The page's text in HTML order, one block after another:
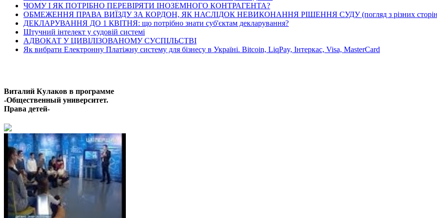
ЧОМУ І ЯК ПОТРІБНО ПЕРЕВІРЯТИ ІНОЗЕМНОГО КОНТРАГЕНТА?
ОБМЕЖЕННЯ ПРАВА ВИЇЗДУ ЗА КОРДОН, ЯК НАСЛІДОК НЕВИКОНАННЯ РІШЕННЯ СУДУ (погляд з різних
ДЕКЛАРУВАННЯ ДО 1 КВІТНЯ: що потрібно знати суб'єктам декларування?
Штучний інтелект у судовій системі
АДВОКАТ У ЦИВІЛІЗОВАНОМУ СУСПІЛЬСТВІ
Як вибрати Електронну Платіжну систему для бізнесу в Україні. Bitcoin, LiqPay, Інтеркас, Visa, MasterCard
Виталий Кулаков в программе
-Общественный университет.
Права детей-